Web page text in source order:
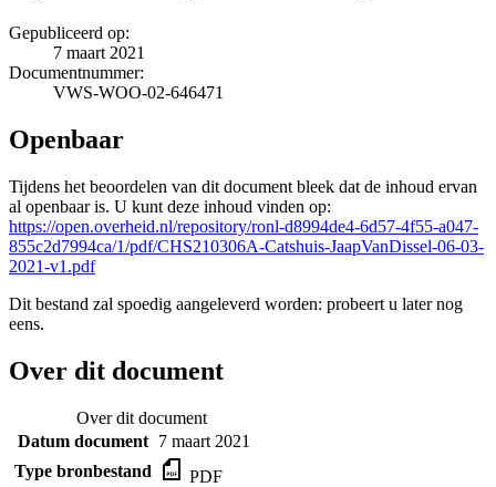
Gepubliceerd op:
7 maart 2021
Documentnummer:
VWS-WOO-02-646471
Openbaar
Tijdens het beoordelen van dit document bleek dat de inhoud ervan
al openbaar is. U kunt deze inhoud vinden op:
https://open.overheid.nl/repository/ronl-d8994de4-6d57-4f55-a047-
855c2d7994ca/1/pdf/CHS210306A-Catshuis-JaapVanDissel-06-03-
2021-v1.pdf
Dit bestand zal spoedig aangeleverd worden: probeert u later nog
eens.
Over dit document
Over dit document
Datum document 7 maart 2021
Type bronbestand
PDF